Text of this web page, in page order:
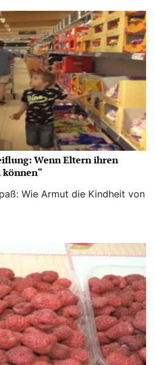
Wenn Eltern ihren
Wie Armut die Kindheit von